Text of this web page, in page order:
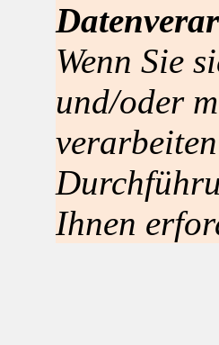
Wenn Sie
und/oder
Ihnen